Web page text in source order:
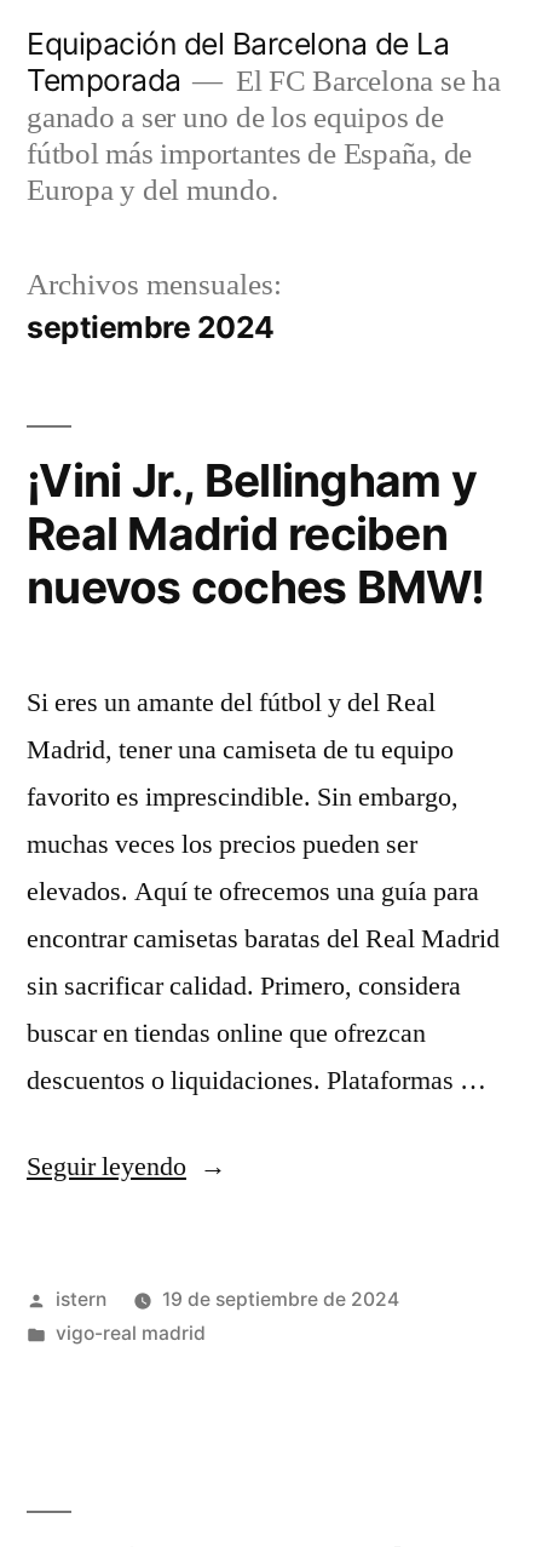
contenido
Equipación del Barcelona de La
Temporada
El FC Barcelona se ha
ganado a ser uno de los equipos de
fútbol más importantes de España, de
Europa y del mundo.
Archivos mensuales:
septiembre 2024
¡Vini Jr., Bellingham y
Real Madrid reciben
nuevos coches BMW!
Si eres un amante del fútbol y del Real
Madrid, tener una camiseta de tu equipo
favorito es imprescindible. Sin embargo,
muchas veces los precios pueden ser
elevados. Aquí te ofrecemos una guía para
encontrar camisetas baratas del Real Madrid
sin sacrificar calidad. Primero, considera
buscar en tiendas online que ofrezcan
descuentos o liquidaciones. Plataformas …
Seguir leyendo«¡Vini
y
Publicado
por
istern
19 de septiembre de 2024
Publicado
vigo-real madrid